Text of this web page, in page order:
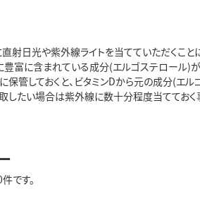
日光や紫外線ライトを当てていただくことに
豊富に含まれている成分(エルゴステロール)
保管しておくと、ビタミンDから元の成分(エ
したい場合は紫外線に数十分程度当てておく
です。